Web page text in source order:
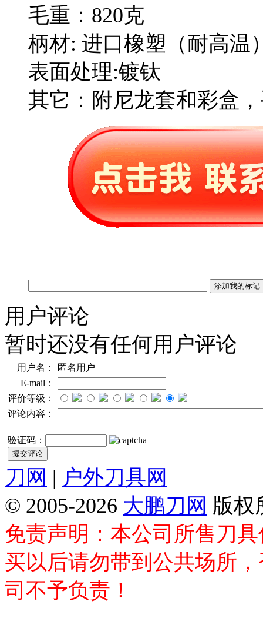
毛重：820克
柄材: 进口橡塑（耐高温
表面处理:镀钛
其它：附尼龙套和彩盒
用户评论
暂时还没有任何用户评论
用户名：
匿名用户
E-mail：
评价等级：
评论内容：
验证码：
刀网 | 户外刀具网
© 2005-2026 大鹏刀网 版权
免责声明：本公司所售刀
买以后请勿带到公共场所
司不予负责！